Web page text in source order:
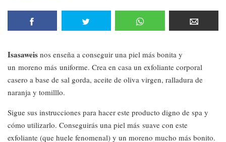
Isasaweis nos enseña a conseguir una piel más bonita y
un moreno más uniforme. Crea en casa un exfoliante corporal
casero a base de sal gorda, aceite de oliva virgen, ralladura de
naranja y tomilllo.
Sigue sus instrucciones para hacer este producto digno de spa y
cómo utilizarlo. Conseguirás una piel más suave con este
exfoliante (que huele fenomenal) y un moreno mucho más bonito.